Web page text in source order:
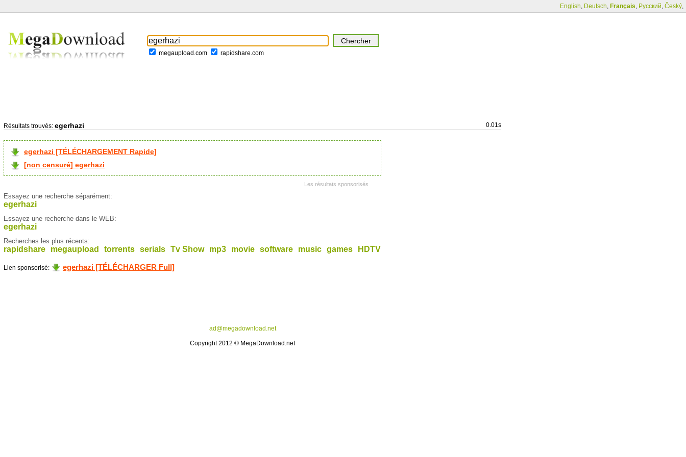
English, Deutsch, Français, Русский, Český,
megaupload.com rapidshare.com
Résultats trouvés: egerhazi 0.01s
egerhazi [TÉLÉCHARGEMENT Rapide]
[non censuré] egerhazi
Les résultats sponsorisés
Essayez une recherche séparément:
egerhazi
Essayez une recherche dans le WEB:
egerhazi
Recherches les plus récents:
rapidshare megaupload torrents serials Tv Show mp3 movie software music games HDTV
Lien sponsorisé: egerhazi [TÉLÉCHARGER Full]
ad@megadownload.net
Copyright 2012 © MegaDownload.net